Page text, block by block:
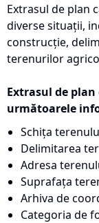
Extrasul de plan
diverse situații,
construcție,
terenurilor
Extrasul de
următoarele
Schița
Delimitarea
Adresa
Suprafața
Arhiva de
Categoria de